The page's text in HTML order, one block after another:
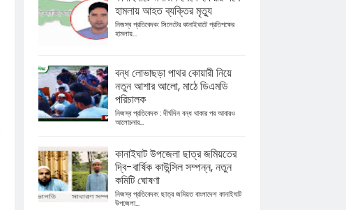
হামলায় আহত ব্যক্তির মৃত্যু
নিজস্ব প্রতিবেদক: সিলেটের কানাইঘাটে প্রতিপক্ষের
হামলায়...
বন্ধ লোভাছড়া পাথর কোয়ারী নিয়ে
নতুন আশার আলো, মাঠে ডিএমডি
পরিচালক
নিজস্ব প্রতিবেদক : দীর্ঘদিন বন্ধ থাকার পর আবারও
আলোচনার...
কানাইঘাট উপজেলা ছাত্র জমিয়তের
দ্বি-বার্ষিক কাউন্সিল সম্পন্ন, নতুন
কমিটি ঘোষণা
নিজস্ব প্রতিবেদক: ছাত্র জমিয়ত বাংলাদেশ কানাইঘাট
উপজেলা...